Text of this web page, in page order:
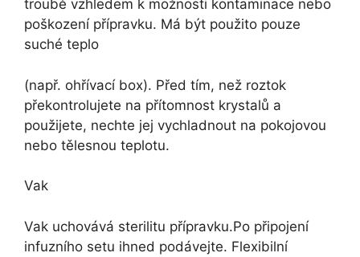
troubě vzhledem k možnosti kontaminace nebo
poškození přípravku. Má být použito pouze
suché teplo
(např. ohřívací box). Před tím, než roztok
překontrolujete na přítomnost krystalů a
použijete, nechte jej vychladnout na pokojovou
nebo tělesnou teplotu.
Vak
Vak uchovává sterilitu přípravku.Po připojení
infuzního setu ihned podávejte. Flexibilní